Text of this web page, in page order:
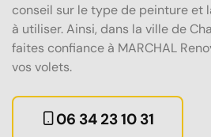
conseil sur le type de peinture et
à utiliser. Ainsi, dans la ville de
faites confiance à MARCHAL
vos volets.
06 34 23 10 31